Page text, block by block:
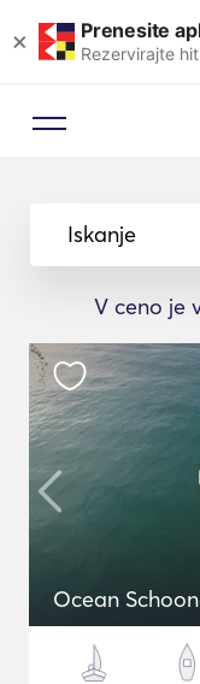
× Prenesite
Rezervirajte
Iskanje
V ceno je
Ocean